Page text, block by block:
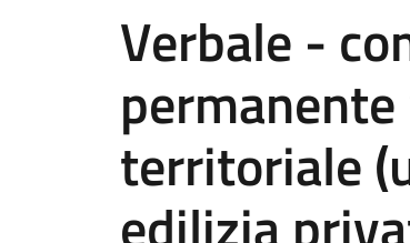
Verbale -
territoriale